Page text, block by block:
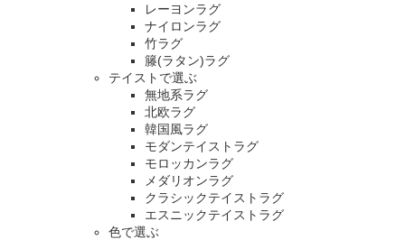
レーヨンラグ
ナイロンラグ
竹ラグ
籐(ラタン)ラグ
テイストで選ぶ
無地系ラグ
北欧ラグ
韓国風ラグ
モダンテイストラグ
モロッカンラグ
メダリオンラグ
クラシックテイストラグ
エスニックテイストラグ
色で選ぶ